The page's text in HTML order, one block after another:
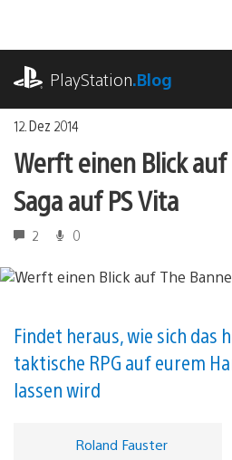
springen
PlayStation.Blog
12. Dez 2014
Werft einen Blick
Saga auf PS Vita
2 0
Findet heraus, wie sich das
taktische RPG auf eurem
lassen wird
Roland Fauster